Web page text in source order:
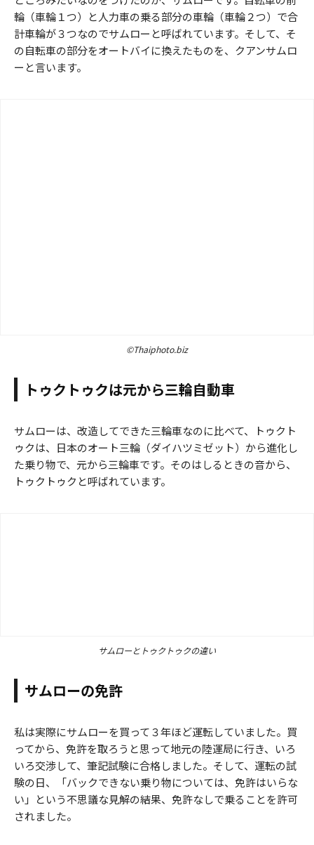
輪（車輪１つ）と人力車の乗る部分の車輪（車輪２つ）で合
計車輪が３つなのでサムローと呼ばれています。そして、そ
の自転車の部分をオートバイに換えたものを、クアンサムロ
ーと言います。
©Thaiphoto.biz
トゥクトゥクは元から三輪自動車
サムローは、改造してできた三輪車なのに比べて、トゥクト
ゥクは、日本のオート三輪（ダイハツミゼット）から進化し
た乗り物で、元から三輪車です。そのはしるときの音から、
トゥクトゥクと呼ばれています。
サムローとトゥクトゥクの違い
サムローの免許
私は実際にサムローを買って３年ほど運転していました。買
ってから、免許を取ろうと思って地元の陸運局に行き、いろ
いろ交渉して、筆記試験に合格しました。そして、運転の試
験の日、「バックできない乗り物については、免許はいらな
い」という不思議な見解の結果、免許なしで乗ることを許可
されました。